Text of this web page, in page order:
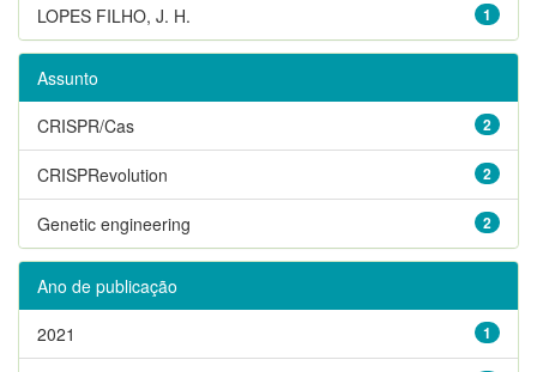
1
LOPES FILHO, J. H.
Assunto
2
CRISPR/Cas
2
CRISPRevolution
2
Genetic engineering
Ano de publicação
1
2021